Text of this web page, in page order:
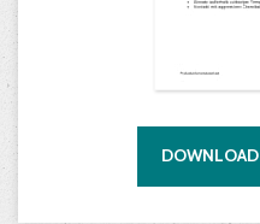
DOWNLOAD